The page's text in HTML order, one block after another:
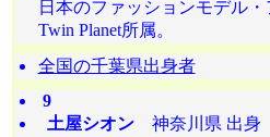
日本のファッションモデル・
Twin Planet所属。
全国の千葉県出身者
9
土屋シオン神奈川県 出身